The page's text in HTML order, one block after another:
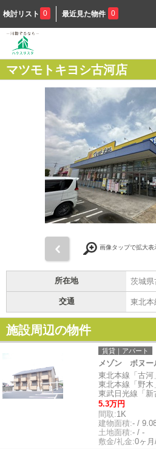
検討リスト 0 最近見た物件 0
マツモトキヨシ古河店
画像タップで拡大表
所在地 茨城県
交通 東北本
施設周辺の物件
賃貸｜アパート
メゾン ボヌ
東北本線「古河
東北本線「野木
東武日光線「新
5.3万円
間取:1K
建物面積:- /
土地面積:- / -
敷金/礼金:0ヶ月